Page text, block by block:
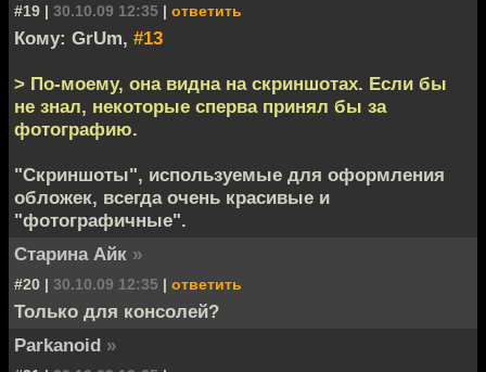
#19 | 30.10.09 12:35 | ответить
Кому: GrUm, #13
> По-моему, она видна на скриншотах. Если бы
не знал, некоторые сперва принял бы за
фотографию.
"Скриншоты", используемые для оформления
обложек, всегда очень красивые и
"фотографичные".
Старина Айк »
#20 | 30.10.09 12:35 | ответить
Только для консолей?
Parkanoid »